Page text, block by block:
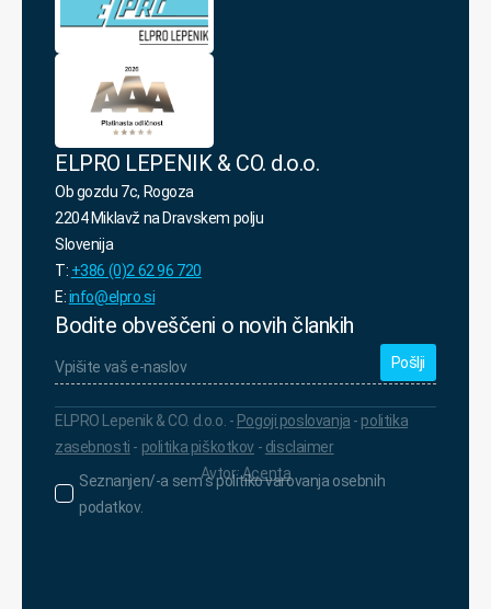
ELPRO LEPENIK & CO. d.o.o.
Ob gozdu 7c, Rogoza
2204 Miklavž na Dravskem polju
Slovenija
T: +386 (0)2 62 96 720
E:info@elpro.si
Bodite obveščeni o novih člankih
vaš
e-
*
Seznanjen/-
a
Seznanjen/-a sem s politiko varovanja osebnih
podatkov.
ELPRO Lepenik & CO. d.o.o. - Pogoji poslovanja - politika
zasebnosti - politika piškotkov - disclaimer
Avtor:Acenta